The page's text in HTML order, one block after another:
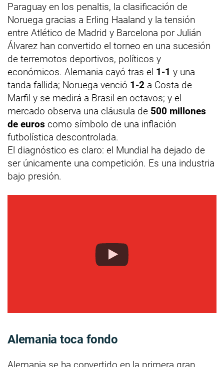
Paraguay en los penaltis, la clasificación de
Noruega gracias a Erling Haaland y la tensión
entre Atlético de Madrid y Barcelona por Julián
Álvarez han convertido el torneo en una sucesión
de terremotos deportivos, políticos y
económicos. Alemania cayó tras el 1-1 y una
tanda fallida; Noruega venció 1-2 a Costa de
Marfil y se medirá a Brasil en octavos; y el
mercado observa una cláusula de 500 millones
de euros como símbolo de una inflación
futbolística descontrolada.
El diagnóstico es claro: el Mundial ha dejado de
ser únicamente una competición. Es una industria
bajo presión.
Alemania toca fondo
Alemania se ha convertido en la primera gran